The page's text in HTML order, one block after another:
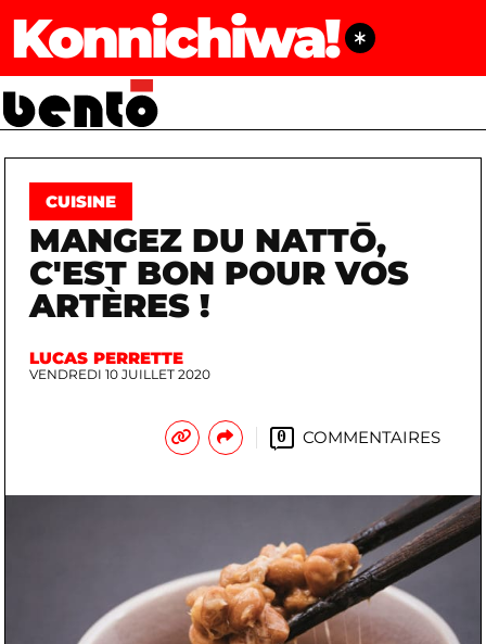
Konnichiwa!
CUISINE
MANGEZ DU NATTŌ,
C'EST BON POUR VOS
ARTÈRES !
LUCAS PERRETTE
VENDREDI 10 JUILLET 2020
0 COMMENTAIRES